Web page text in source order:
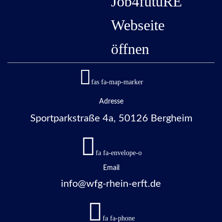
Webseite
öffnen
fas fa-map-marker
Adresse
Sportparkstraße 4a, 50126 Bergheim
fa fa-envelope-o
Email
info@wfg-rhein-erft.de
fa fa-phone